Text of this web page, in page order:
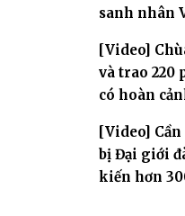
sanh nhân
[Video]
và trao 220
có hoàn
[Video]
bị Đại giới
kiến hơn